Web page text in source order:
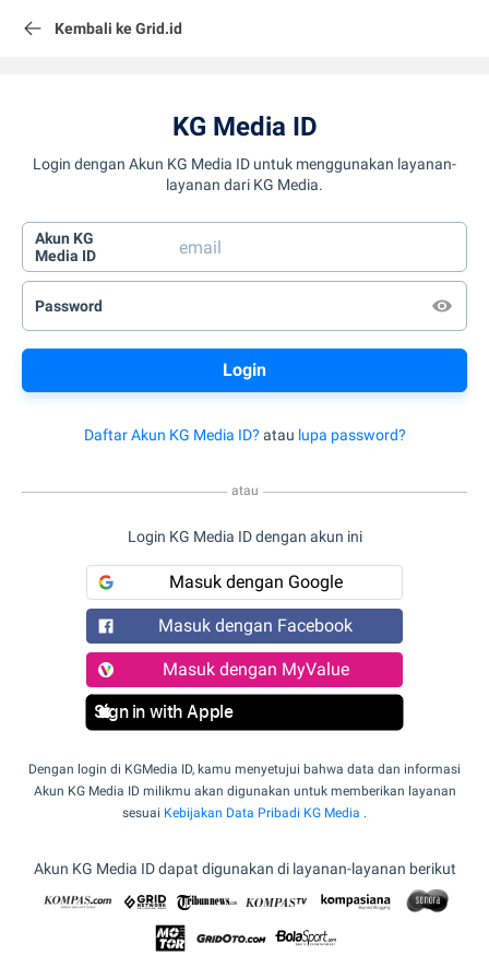
Kembali ke Grid.id
KG Media ID
Login dengan Akun KG Media ID untuk menggunakan layanan-
layanan dari KG Media.
Akun KG
Media ID
Password
Daftar Akun KG Media ID? atau lupa password?
atau
Login KG Media ID dengan akun ini
Masuk dengan Google
Masuk dengan Facebook
Masuk dengan MyValue
Sign in with Apple
Dengan login di KGMedia ID, kamu menyetujui bahwa data dan informasi
Akun KG Media ID milikmu akan digunakan untuk memberikan layanan
sesuai Kebijakan Data Pribadi KG Media .
Akun KG Media ID dapat digunakan di layanan-layanan berikut